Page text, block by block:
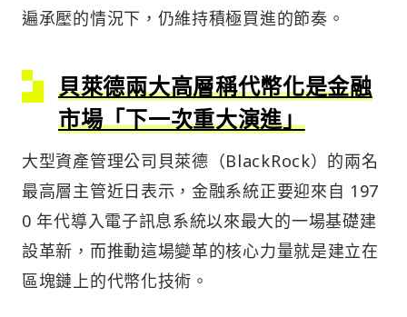
遍承壓的情況下，仍維持積極買進的節奏。
貝萊德兩大高層稱代幣化是金融
市場「下一次重大演進」
大型資產管理公司貝萊德（BlackRock）的兩名
最高層主管近日表示，金融系統正要迎來自 197
0 年代導入電子訊息系統以來最大的一場基礎建
設革新，而推動這場變革的核心力量就是建立在
區塊鏈上的代幣化技術。